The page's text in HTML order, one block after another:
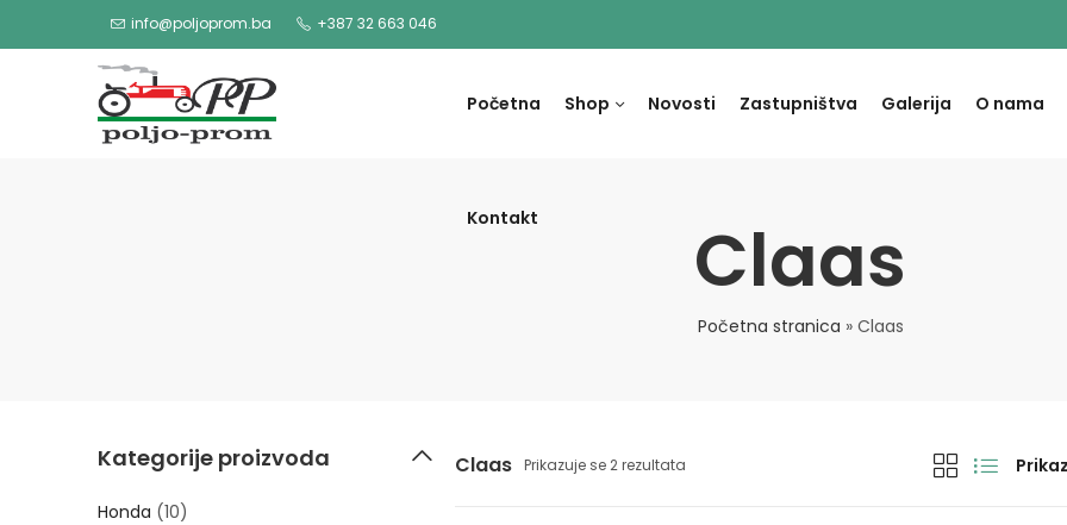
info@poljoprom.ba +387 32 663 046
Početna Shop Novosti Zastupništva Galerija O nama
Kontakt Claas
Početna stranica » Claas
Claas Prikazuje se 2 rezultata
Kategorije proizvoda
Honda (10)